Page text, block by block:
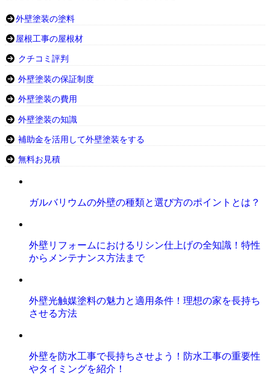
外壁塗装の塗料
屋根工事の屋根材
クチコミ評判
外壁塗装の保証制度
外壁塗装の費用
外壁塗装の知識
補助金を活用して外壁塗装をする
無料お見積
ガルバリウムの外壁の種類と選び方のポイントとは？
外壁リフォームにおけるリシン仕上げの全知識！特性
からメンテナンス方法まで
外壁光触媒塗料の魅力と適用条件！理想の家を長持ち
させる方法
外壁を防水工事で長持ちさせよう！防水工事の重要性
やタイミングを紹介！